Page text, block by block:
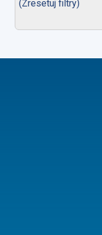
(Zresetuj filtry)